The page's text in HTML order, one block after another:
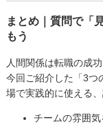
まとめ｜質問で「
もう
人間関係は転職の成
今回ご紹介した「3つ
場で実践的に使える
チームの雰囲